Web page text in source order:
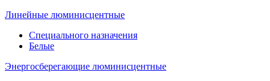
Линейные люминисцентные
Специального назначения
Белые
Энергосберегающие люминисцентные